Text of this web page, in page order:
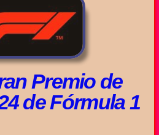
Premio de
de Fórmula 1